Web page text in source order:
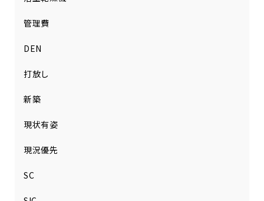
管理費
DEN
打放し
新築
現状有姿
現況優先
SC